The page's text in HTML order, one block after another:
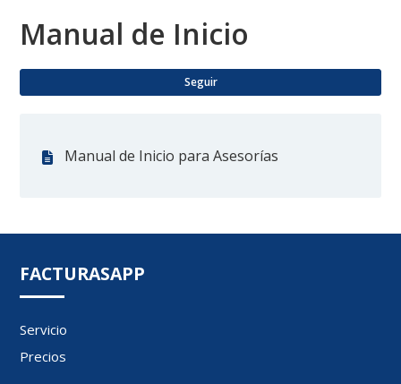
Manual de Inicio
Seguir
Manual de Inicio para Asesorías
FACTURASAPP
Servicio
Precios